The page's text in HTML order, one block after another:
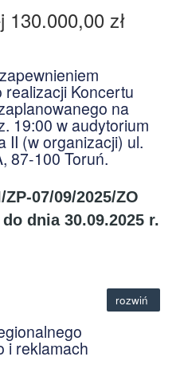
130.000,00 zł
Koncertu
na
19:00 w audytorium
II (w organizacji) ul.
87-100 Toruń.
ZP-07/09/2025/ZO
do dnia 30.09.2025 r.
rozwiń
i reklamach